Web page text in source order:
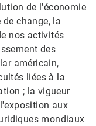
de l'économie
change, la
nos activités
des
américain,
liées à la
; la vigueur
aux
mondiaux